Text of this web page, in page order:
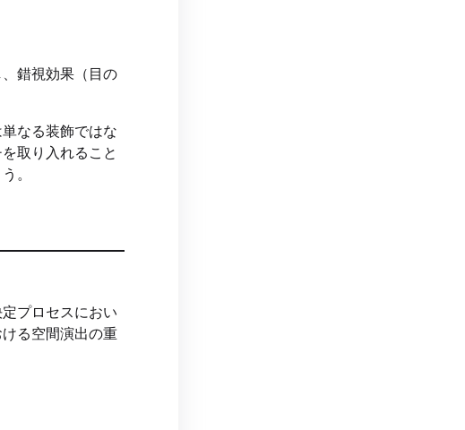
錯視効果（目の
なる装飾ではな
取り入れること
。
プロセスにおい
る空間演出の重